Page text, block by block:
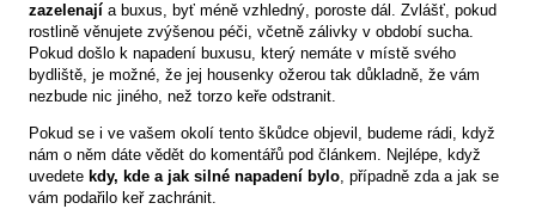
zazelenají a buxus, byť méně vzhledný, poroste dál. Zvlášť, pokud
rostlině věnujete zvýšenou péči, včetně zálivky v období sucha.
Pokud došlo k napadení buxusu, který nemáte v místě svého
bydliště, je možné, že jej housenky ožerou tak důkladně, že vám
nezbude nic jiného, než torzo keře odstranit.
Pokud se i ve vašem okolí tento škůdce objevil, budeme rádi, když
nám o něm dáte vědět do komentářů pod článkem. Nejlépe, když
uvedete kdy, kde a jak silné napadení bylo, případně zda a jak se
vám podařilo keř zachránit.